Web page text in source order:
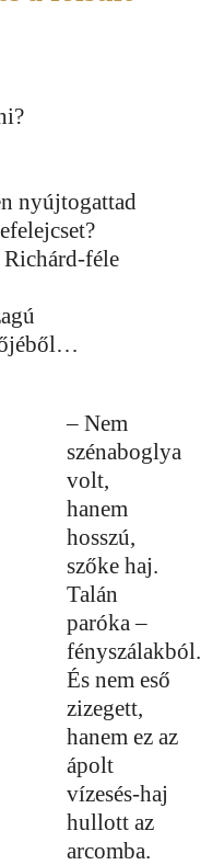
nyújtogattad
féle
– Nem
szénaboglya
volt,
hanem
hosszú,
szőke haj.
Talán
paróka –
fényszálakból.
És nem eső
zizegett,
hanem ez az
ápolt
vízesés-haj
hullott az
arcomba.